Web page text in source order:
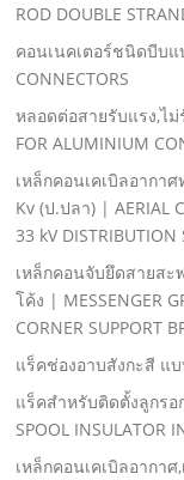
ROD DOUBLE
คอนเนคเตอร์ชนิดบีบแ
CONNECTORS
หลอดต่อสายรับแรง,ไม่
FOR ALUMINIUM
เหล็กคอนเคเบิลอากา
Kv (ป.ปลา) | AERIAL
33 kV DISTRIBUTION
เหล็กคอนจับยึดสายสะ
โค้ง | MESSENGER
CORNER SUPPORT
แร็คช่องอาบสังกะสี แบ
แร็คสําหรับติดตั้งลูกรอ
SPOOL INSULATOR
เหล็กคอนเคเบิลอากา